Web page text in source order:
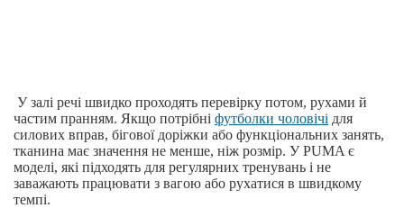
У залі речі швидко проходять перевірку потом, рухами й
частим пранням. Якщо потрібні футболки чоловічі для
силових вправ, бігової доріжки або функціональних занять,
тканина має значення не менше, ніж розмір. У PUMA є
моделі, які підходять для регулярних тренувань і не
заважають працювати з вагою або рухатися в швидкому
темпі.